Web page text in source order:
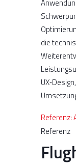
die
Referenz:
Referenz